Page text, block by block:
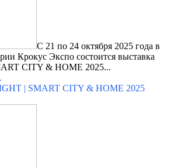
С 21 по 24 октября 2025 года в
Крокус Экспо состоится выставка
CITY & HOME 2025...
| SMART CITY & HOME 2025